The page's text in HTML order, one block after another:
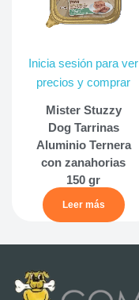
Inicia sesión para ver
precios y comprar
Mister Stuzzy
Dog Tarrinas
Aluminio Ternera
con zanahorias
150 gr
Leer más